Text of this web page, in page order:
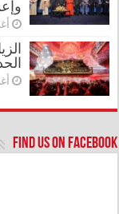
Find us on Facebook